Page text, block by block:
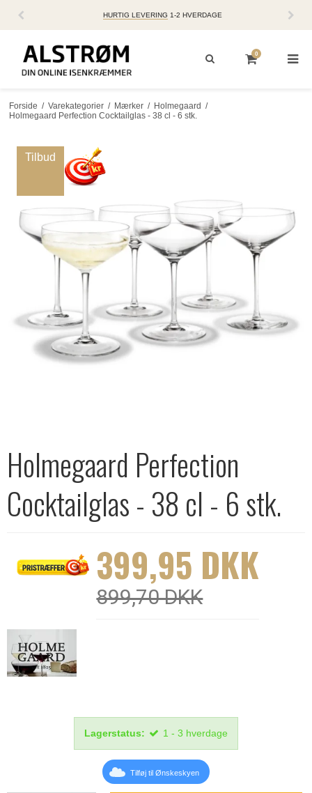
HURTIG LEVERING1-2 HVERDAGE
0
Forside / Varekategorier / Mærker / Holmegaard /
Holmegaard Perfection Cocktailglas - 38 cl - 6 stk.
Tilbud
Holmegaard Perfection
Cocktailglas - 38 cl - 6 stk.
399,95 DKK
899,70 DKK
Lagerstatus: 1 - 3 hverdage
Tilføj til Ønskeskyen